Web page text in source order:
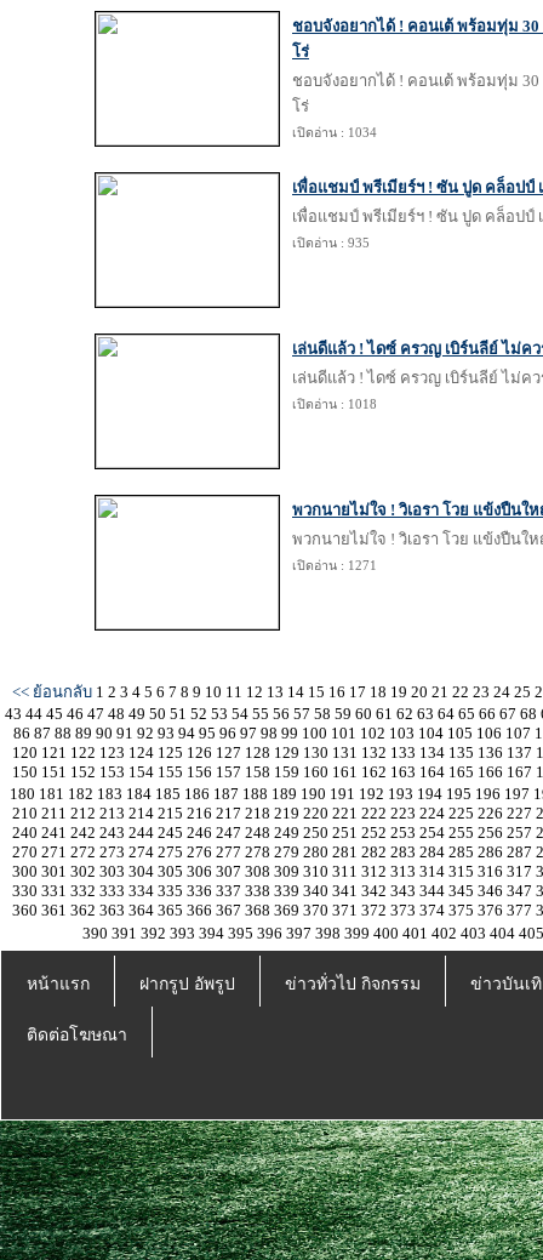
ชอบจังอยากได้ ! คอนเต้ พร้อมทุ่ม
โร่
ชอบจังอยากได้ ! คอนเต้ พร้อมทุ่ม
โร่
เปิดอ่าน : 1034
เพื่อแชมป์ พรีเมียร์ฯ ! ซัน ปูด คล็อปป์
เพื่อแชมป์ พรีเมียร์ฯ ! ซัน ปูด คล็อปป์
เปิดอ่าน : 935
เล่นดีแล้ว ! ไดซ์ ครวญ เบิร์นลีย์ ไม่ค
เล่นดีแล้ว ! ไดซ์ ครวญ เบิร์นลีย์ ไม่ค
เปิดอ่าน : 1018
พวกนายไม่ใจ ! วิเอรา โวย แข้งปืนใ
พวกนายไม่ใจ ! วิเอรา โวย แข้งปืนใ
เปิดอ่าน : 1271
<< ย้อนกลับ 1 2 3 4 5 6 7 8 9 10 11 12 13 14 15 16 17 18 19 20 21 22 23 24 25
43 44 45 46 47 48 49 50 51 52 53 54 55 56 57 58 59 60 61 62 63 64 65 66 67 68
86 87 88 89 90 91 92 93 94 95 96 97 98 99 100 101 102 103 104 105 106 107
120 121 122 123 124 125 126 127 128 129 130 131 132 133 134 135 136 137
150 151 152 153 154 155 156 157 158 159 160 161 162 163 164 165 166 167
180 181 182 183 184 185 186 187 188 189 190 191 192 193 194 195 196 197
210 211 212 213 214 215 216 217 218 219 220 221 222 223 224 225 226 227
240 241 242 243 244 245 246 247 248 249 250 251 252 253 254 255 256 257
270 271 272 273 274 275 276 277 278 279 280 281 282 283 284 285 286 287
300 301 302 303 304 305 306 307 308 309 310 311 312 313 314 315 316 317
330 331 332 333 334 335 336 337 338 339 340 341 342 343 344 345 346 347
360 361 362 363 364 365 366 367 368 369 370 371 372 373 374 375 376 377
390 391 392 393 394 395 396 397 398 399 400 401 402 403 404
หน้าแรก ฝากรูป อัพรูป ข่าวทั่วไป กิจกรรม ข่าวบันเ
ติดต่อโฆษณา